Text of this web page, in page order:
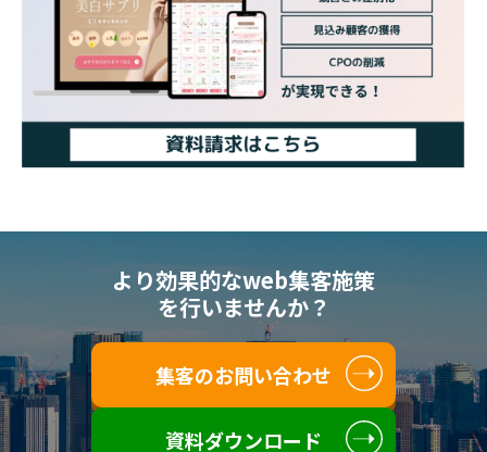
より効果的なweb集客施策
を行いませんか？
集客のお問い合わせ
資料ダウンロード